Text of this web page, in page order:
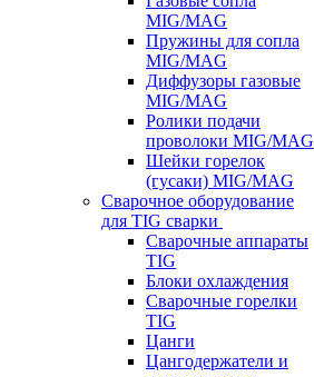
MIG/MAG
Пружины для сопла
MIG/MAG
Диффузоры газовые
MIG/MAG
Ролики подачи
проволоки MIG/MAG
Шейки горелок
(гусаки) MIG/MAG
Сварочное оборудование
для TIG сварки
Сварочные аппараты
TIG
Блоки охлаждения
Сварочные горелки
TIG
Цанги
Цангодержатели и